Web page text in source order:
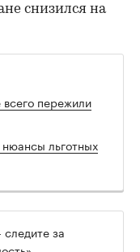
снизился на
всего пережили
льготных
за